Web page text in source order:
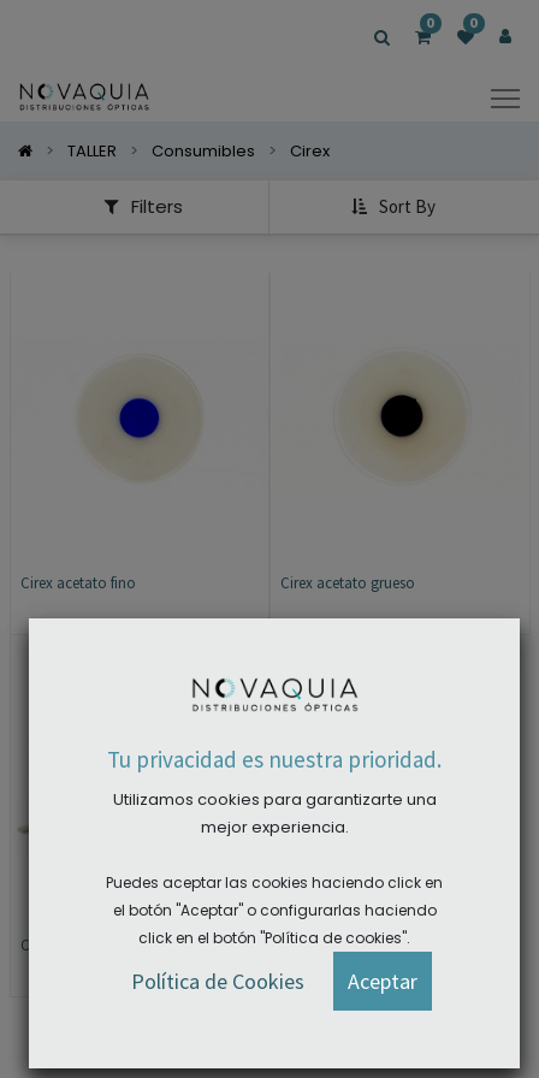
0 0
TALLER Consumibles Cirex
Filters Sort By
Mostrar
Cirex acetato fino Cirex acetato grueso
Cirex líquido G-S HYPO CEMENT
Tu privacidad es nuestra prioridad.
Utilizamos cookies para garantizarte una
mejor experiencia.
Puedes aceptar las cookies haciendo click en
el botón "Aceptar" o configurarlas haciendo
click en el botón "Política de cookies".
Política de Cookies Aceptar